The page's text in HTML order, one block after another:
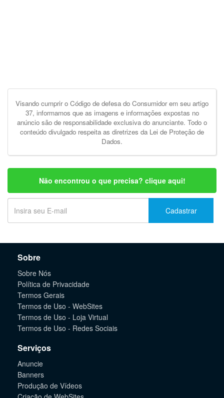
Visando cumprir o Código de defesa do Consumidor em seu artigo
37, informamos que as imagens e informações expostas no
anúncio são de responsabilidade exclusiva do anunciante. Todo o
conteúdo divulgado respeita as diretrizes da Lei de Proteção de
Dados.
Não encontrou o que precisa? clique aqui!
Cadastrar
Sobre
Sobre Nós
Política de Privacidade
Termos Gerais
Termos de Uso - WebSites
Termos de Uso - Loja Virtual
Termos de Uso - Redes Sociais
Serviços
Anuncie
Banners
Produção de Vídeos